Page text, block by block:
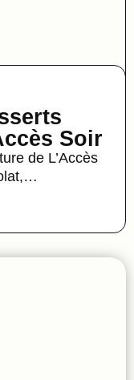
Soir
de L’Accès